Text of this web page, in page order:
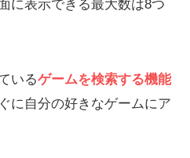
に表示できる最大数は8つ
いるゲームを検索する機能
に自分の好きなゲームにア